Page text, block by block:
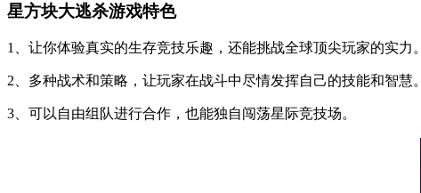
星方块大逃杀游戏特色
1、让你体验真实的生存竞技乐趣，还能挑战全球顶尖玩家的实力。
2、多种战术和策略，让玩家在战斗中尽情发挥自己的技能和智慧。
3、可以自由组队进行合作，也能独自闯荡星际竞技场。